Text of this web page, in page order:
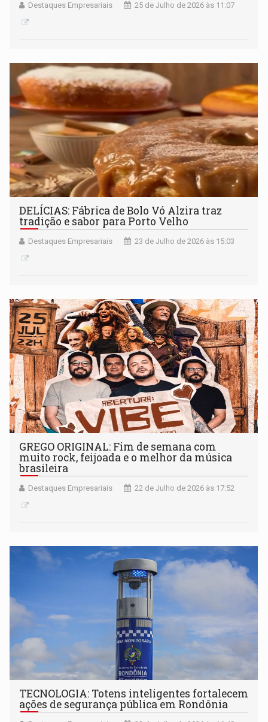
Destaques Empresariais 25 de Julho de 2026 às 11:07
DELÍCIAS: Fábrica de Bolo Vó Alzira traz
tradição e sabor para Porto Velho
Destaques Empresariais 23 de Julho de 2026 às 15:03
GREGO ORIGINAL: Fim de semana com
muito rock, feijoada e o melhor da música
brasileira
Destaques Empresariais 22 de Julho de 2026 às 17:52
TECNOLOGIA: Totens inteligentes fortalecem
ações de segurança pública em Rondônia